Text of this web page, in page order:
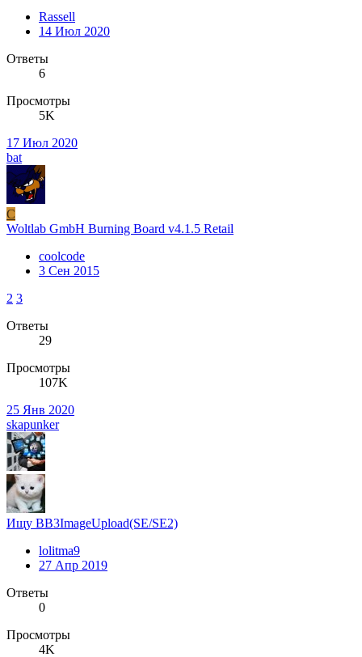
Rassell
14 Июл 2020
Ответы
6
Просмотры
5K
17 Июл 2020
bat
C
Woltlab GmbH Burning Board v4.1.5 Retail
coolcode
3 Сен 2015
2 3
Ответы
29
Просмотры
107K
25 Янв 2020
skapunker
Ищу BB3ImageUpload(SE/SE2)
lolitma9
27 Апр 2019
Ответы
0
Просмотры
4K